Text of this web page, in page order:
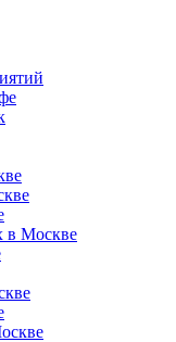
в Москве